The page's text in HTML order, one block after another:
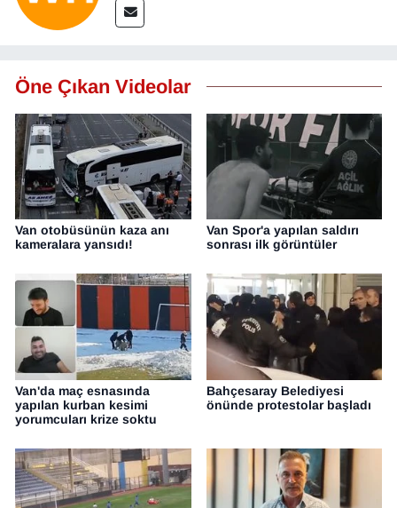
Öne Çıkan Videolar
Van otobüsünün kaza anı
kameralara yansıdı!
Van Spor'a yapılan saldırı
sonrası ilk görüntüler
Van'da maç esnasında
yapılan kurban kesimi
yorumcuları krize soktu
Bahçesaray Belediyesi
önünde protestolar başladı
Resmi İlanlar
SAĞLIK
Seri İlan
Sinema - TV
SİYASET
SPOR
TEBRİK
TEKNOLOJİ
VAN'DA SPOR